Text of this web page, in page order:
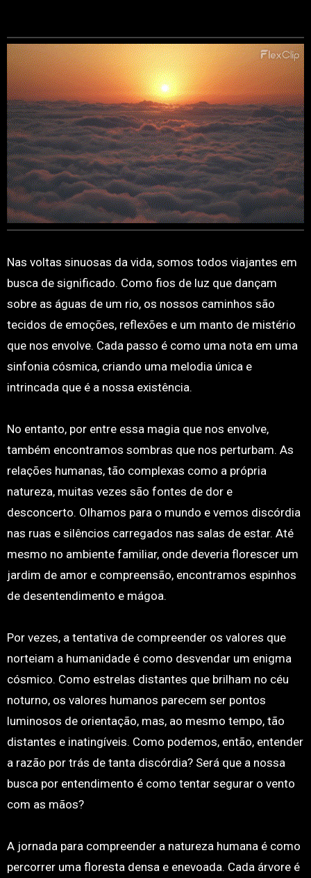
Nas voltas sinuosas da vida, somos todos viajantes em
busca de significado. Como fios de luz que dançam
sobre as águas de um rio, os nossos caminhos são
tecidos de emoções, reflexões e um manto de mistério
que nos envolve. Cada passo é como uma nota em uma
sinfonia cósmica, criando uma melodia única e
intrincada que é a nossa existência.
No entanto, por entre essa magia que nos envolve,
também encontramos sombras que nos perturbam. As
relações humanas, tão complexas como a própria
natureza, muitas vezes são fontes de dor e
desconcerto. Olhamos para o mundo e vemos discórdia
nas ruas e silêncios carregados nas salas de estar. Até
mesmo no ambiente familiar, onde deveria florescer um
jardim de amor e compreensão, encontramos espinhos
de desentendimento e mágoa.
Por vezes, a tentativa de compreender os valores que
norteiam a humanidade é como desvendar um enigma
cósmico. Como estrelas distantes que brilham no céu
noturno, os valores humanos parecem ser pontos
luminosos de orientação, mas, ao mesmo tempo, tão
distantes e inatingíveis. Como podemos, então, entender
a razão por trás de tanta discórdia? Será que a nossa
busca por entendimento é como tentar segurar o vento
com as mãos?
A jornada para compreender a natureza humana é como
percorrer uma floresta densa e enevoada. Cada árvore é